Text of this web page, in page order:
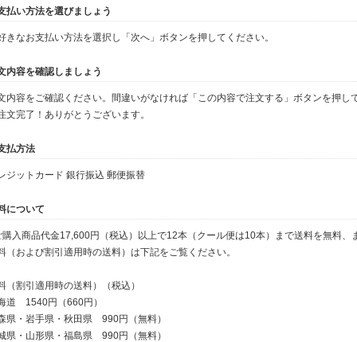
払い方法を選びましょう
きなお支払い方法を選択し「次へ」ボタンを押してください。
内容を確認しましょう
内容をご確認ください。間違いがなければ「この内容で注文する」ボタンを押し
文完了！ありがとうございます。
払方法
ジットカード 銀行振込 郵便振替
について
購入商品代金17,600円（税込）以上で12本（クール便は10本）まで送料を無料、
（および割引適用時の送料）は下記をご覧ください。
（割引適用時の送料）（税込）
道 1540円（660円）
県・岩手県・秋田県 990円（無料）
県・山形県・福島県 990円（無料）